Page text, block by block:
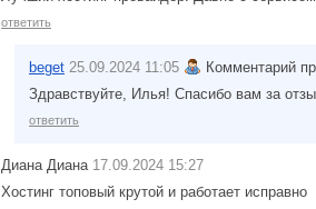
ответить
beget 25.09.2024 11:05
Комментарий
Здравствуйте, Илья! Спасибо вам за
ответить
Диана Диана 17.09.2024 15:27
Хостинг топовый крутой и работает исправно